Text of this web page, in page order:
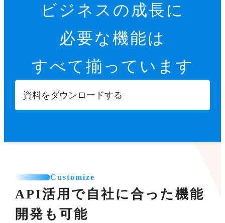
ビジネスの成長に
必要な機能は
すべて揃っています
資料をダウンロードする
Customize
API活用で自社に合った機能
開発も可能